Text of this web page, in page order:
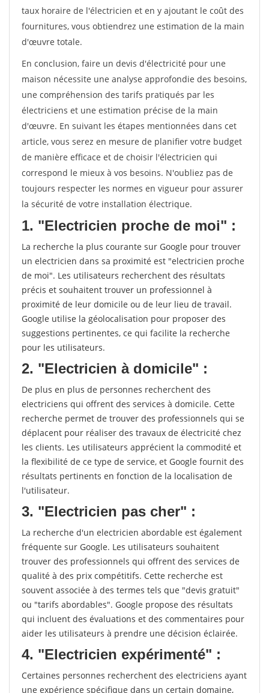
taux horaire de l'électricien et en y ajoutant le coût des
fournitures, vous obtiendrez une estimation de la main
d'œuvre totale.
En conclusion, faire un devis d'électricité pour une
maison nécessite une analyse approfondie des besoins,
une compréhension des tarifs pratiqués par les
électriciens et une estimation précise de la main
d'œuvre. En suivant les étapes mentionnées dans cet
article, vous serez en mesure de planifier votre budget
de manière efficace et de choisir l'électricien qui
correspond le mieux à vos besoins. N'oubliez pas de
toujours respecter les normes en vigueur pour assurer
la sécurité de votre installation électrique.
1. "Electricien proche de moi" :
La recherche la plus courante sur Google pour trouver
un electricien dans sa proximité est "electricien proche
de moi". Les utilisateurs recherchent des résultats
précis et souhaitent trouver un professionnel à
proximité de leur domicile ou de leur lieu de travail.
Google utilise la géolocalisation pour proposer des
suggestions pertinentes, ce qui facilite la recherche
pour les utilisateurs.
2. "Electricien à domicile" :
De plus en plus de personnes recherchent des
electriciens qui offrent des services à domicile. Cette
recherche permet de trouver des professionnels qui se
déplacent pour réaliser des travaux de électricité chez
les clients. Les utilisateurs apprécient la commodité et
la flexibilité de ce type de service, et Google fournit des
résultats pertinents en fonction de la localisation de
l'utilisateur.
3. "Electricien pas cher" :
La recherche d'un electricien abordable est également
fréquente sur Google. Les utilisateurs souhaitent
trouver des professionnels qui offrent des services de
qualité à des prix compétitifs. Cette recherche est
souvent associée à des termes tels que "devis gratuit"
ou "tarifs abordables". Google propose des résultats
qui incluent des évaluations et des commentaires pour
aider les utilisateurs à prendre une décision éclairée.
4. "Electricien expérimenté" :
Certaines personnes recherchent des electriciens ayant
une expérience spécifique dans un certain domaine,